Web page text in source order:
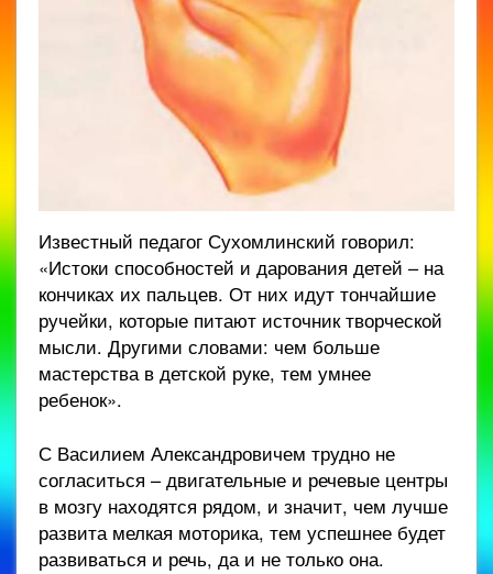
Известный педагог Сухомлинский говорил:
«Истоки способностей и дарования детей – на
кончиках их пальцев. От них идут тончайшие
ручейки, которые питают источник творческой
мысли. Другими словами: чем больше
мастерства в детской руке, тем умнее
ребенок».
С Василием Александровичем трудно не
согласиться – двигательные и речевые центры
в мозгу находятся рядом, и значит, чем лучше
развита мелкая моторика, тем успешнее будет
развиваться и речь, да и не только она.